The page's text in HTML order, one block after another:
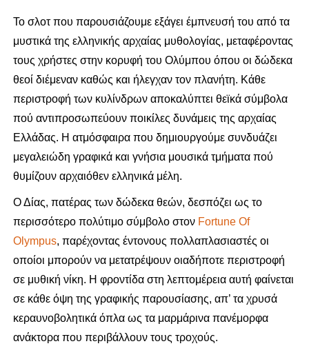
Το σλοτ που παρουσιάζουμε εξάγει έμπνευσή του από τα
μυστικά της ελληνικής αρχαίας μυθολογίας, μεταφέροντας
τους χρήστες στην κορυφή του Ολύμπου όπου οι δώδεκα
θεοί διέμεναν καθώς και ήλεγχαν τον πλανήτη. Κάθε
περιστροφή των κυλίνδρων αποκαλύπτει θεϊκά σύμβολα
πού αντιπροσωπεύουν ποικίλες δυνάμεις της αρχαίας
Ελλάδας. Η ατμόσφαιρα που δημιουργούμε συνδυάζει
μεγαλειώδη γραφικά και γνήσια μουσικά τμήματα πού
θυμίζουν αρχαιόθεν ελληνικά μέλη.
Ο Δίας, πατέρας των δώδεκα θεών, δεσπόζει ως το
περισσότερο πολύτιμο σύμβολο στον Fortune Of
Olympus, παρέχοντας έντονους πολλαπλασιαστές οι
οποίοι μπορούν να μετατρέψουν οιαδήποτε περιστροφή
σε μυθική νίκη. Η φροντίδα στη λεπτομέρεια αυτή φαίνεται
σε κάθε όψη της γραφικής παρουσίασης, απ’ τα χρυσά
κεραυνοβολητικά όπλα ως τα μαρμάρινα πανέμορφα
ανάκτορα που περιβάλλουν τους τροχούς.